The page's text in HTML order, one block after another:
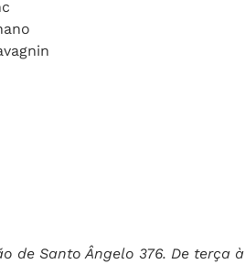
de Santo Ângelo 376. De terça à